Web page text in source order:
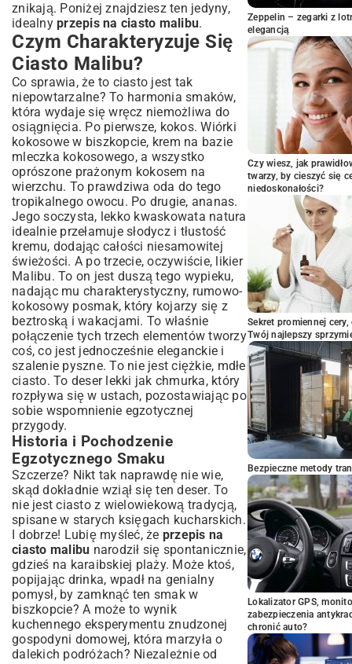
Ciasto Malibu?
Sugestie Podania: Z Czym Smakuje
Najlepiej?
Porady Dotyczące Przechowywania:
Świeżość na Dłużej
Ciasto Malibu: Tropikalna Uczta na
Każdą Okazję
znikają. Poniżej znajdziesz ten jedyny,
idealny przepis na ciasto malibu.
Czym Charakteryzuje Się
Ciasto Malibu?
Co sprawia, że to ciasto jest tak
niepowtarzalne? To harmonia smaków,
która wydaje się wręcz niemożliwa do
osiągnięcia. Po pierwsze, kokos. Wiórki
kokosowe w biszkopcie, krem na bazie
mleczka kokosowego, a wszystko
oprószone prażonym kokosem na
wierzchu. To prawdziwa oda do tego
tropikalnego owocu. Po drugie, ananas.
Jego soczysta, lekko kwaskowata natura
idealnie przełamuje słodycz i tłustość
kremu, dodając całości niesamowitej
świeżości. A po trzecie, oczywiście, likier
Malibu. To on jest duszą tego wypieku,
nadając mu charakterystyczny, rumowo-
kokosowy posmak, który kojarzy się z
beztroską i wakacjami. To właśnie
połączenie tych trzech elementów tworzy
coś, co jest jednocześnie eleganckie i
szalenie pyszne. To nie jest ciężkie, mdłe
ciasto. To deser lekki jak chmurka, który
rozpływa się w ustach, pozostawiając po
sobie wspomnienie egzotycznej
przygody.
Historia i Pochodzenie
Egzotycznego Smaku
Szczerze? Nikt tak naprawdę nie wie,
skąd dokładnie wziął się ten deser. To
nie jest ciasto z wielowiekową tradycją,
spisane w starych księgach kucharskich.
I dobrze! Lubię myśleć, że przepis na
ciasto malibu narodził się spontanicznie,
gdzieś na karaibskiej plaży. Może ktoś,
popijając drinka, wpadł na genialny
pomysł, by zamknąć ten smak w
biszkopcie? A może to wynik
kuchennego eksperymentu znudzonej
gospodyni domowej, która marzyła o
dalekich podróżach? Niezależnie od
Zeppelin – zegarki z
elegancją
Czy wiesz, jak
twarzy, by cieszyć się
niedoskonałości?
Sekret promiennej
Twój najlepszy
Bezpieczne metody
Lokalizator GPS,
zabezpieczenia
chronić auto?